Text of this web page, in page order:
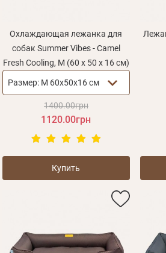
Оптовым
Контакты
+380 (95) 095-
Охлаждающая лежанка для
собак Summer Vibes - Camel
Fresh Cooling, M (60 x 50 x 16 см)
Размер: M 60x50x16 см
1400.00грн
1120.00грн
Купить